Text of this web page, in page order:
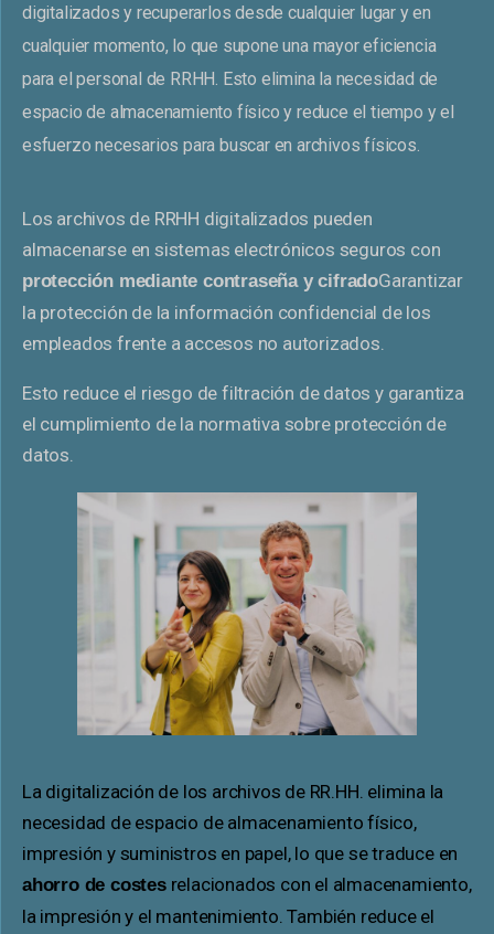
digitalizados y recuperarlos desde cualquier lugar y en
cualquier momento, lo que supone una mayor eficiencia
para el personal de RRHH. Esto elimina la necesidad de
espacio de almacenamiento físico y reduce el tiempo y el
esfuerzo necesarios para buscar en archivos físicos.
Los archivos de RRHH digitalizados pueden
almacenarse en sistemas electrónicos seguros con
protección mediante contraseña y cifradoGarantizar
la protección de la información confidencial de los
empleados frente a accesos no autorizados.
Esto reduce el riesgo de filtración de datos y garantiza
el cumplimiento de la normativa sobre protección de
datos.
La digitalización de los archivos de RR.HH. elimina la
necesidad de espacio de almacenamiento físico,
impresión y suministros en papel, lo que se traduce en
ahorro de costesrelacionados con el almacenamiento,
la impresión y el mantenimiento. También reduce el